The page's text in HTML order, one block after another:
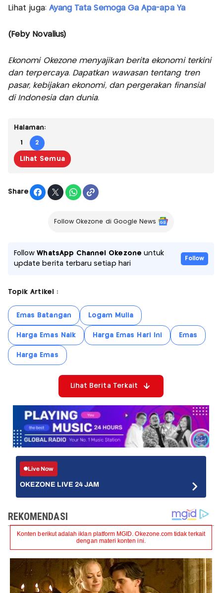
Lihat juga: Ayang Tata Semoga Ga Apa-apa Ya
(Feby Novalius)
Ekonomi Okezone menyajikan berita ekonomi terkini
dan terpercaya. Dapatkan wawasan tentang tren
pasar, kebijakan ekonomi, dan pergerakan finansial
di Indonesia dan dunia.
Halaman:
1 2
Lihat Semua
Share
Follow Okezone di Google News
FollowWhatsApp Channel Okezone untuk
update berita terbaru setiap hari
Follow
Topik Artikel :
Emas Batangan Logam Mulia
Harga Emas Naik Harga Emas Hari Ini Emas
Harga Emas
Lihat Berita Terkait
Live Now
OKEZONE LIVE 24 JAM